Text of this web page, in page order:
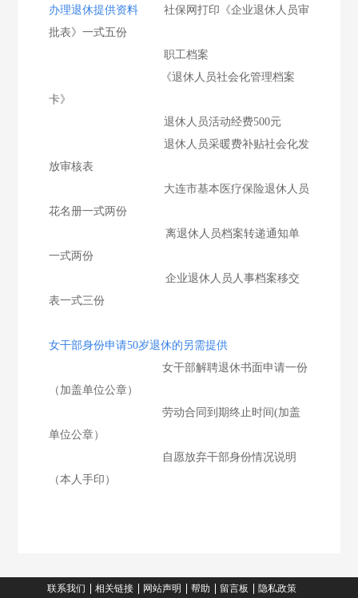
办理退休提供资料
社保网打印《企业退休人员审
批表》一式五份
职工档案
《退休人员社会化管理档案
卡》
退休人员活动经费500元
退休人员采暖费补贴社会化发
放审核表
大连市基本医疗保险退休人员
花名册一式两份
离退休人员档案转递通知单
一式两份
企业退休人员人事档案移交
表一式三份
女干部身份申请50岁退休的另需提供
女干部解聘退休书面申请一份
（加盖单位公章）
劳动合同到期终止时间(加盖
单位公章）
自愿放弃干部身份情况说明
（本人手印）
联系我们 相关链接 网站声明 帮助 留言板 隐私政策